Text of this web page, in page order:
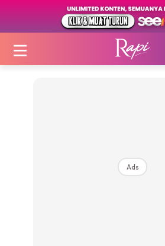
Login|Register
Ads